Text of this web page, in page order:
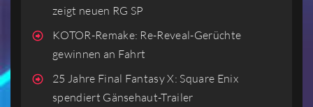
zeigt neuen RG SP
KOTOR-Remake: Re-Reveal-Gerüchte
gewinnen an Fahrt
25 Jahre Final Fantasy X: Square Enix
spendiert Gänsehaut-Trailer